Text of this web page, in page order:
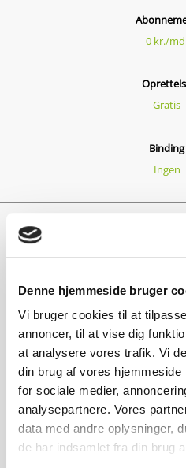
Denne hjemmeside bruger
Vi bruger cookies til at
annoncer, til at vise dig
at analysere vores trafik. Vi
din brug af vores
for sociale medier,
analysepartnere. Vores
data med andre oplysninger,
de har indsamlet fra din brug
0 kr./
Gratis
Binding
Ingen
Bestil
badge CPR-nummer
person
Fornavn
Efternavn
home